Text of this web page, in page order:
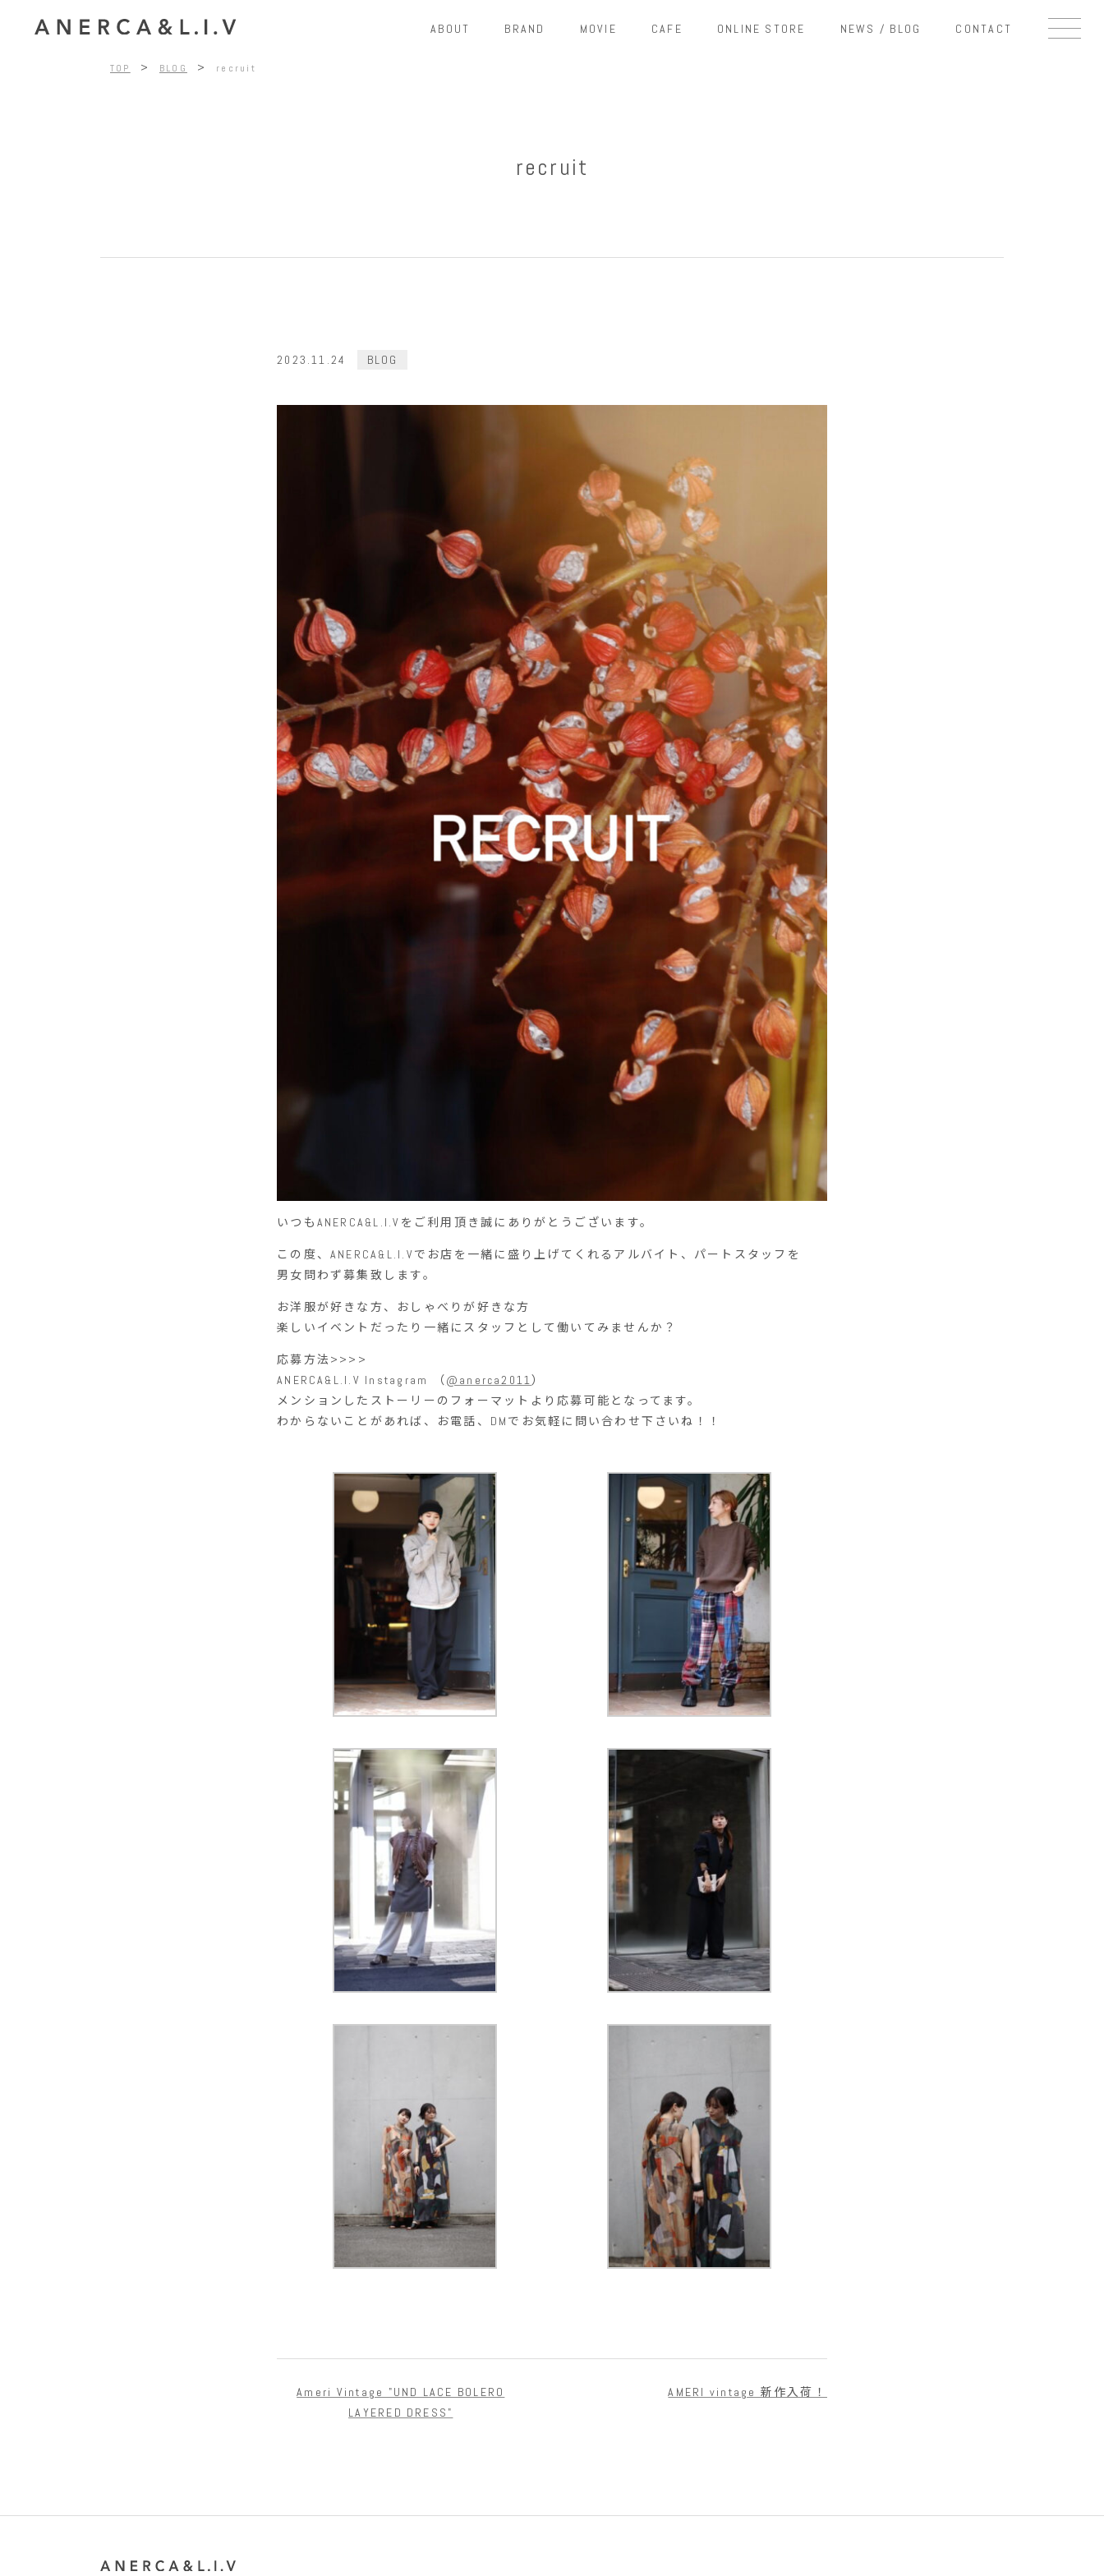
ABOUT BRAND MOVIE CAFE ONLINE STORE NEWS / BLOG CONTACT
TOP > BLOG > recruit
recruit
2023.11.24 BLOG
いつもANERCA&L.I.Vをご利用頂き誠にありがとうございます。
この度、ANERCA&L.I.Vでお店を一緒に盛り上げてくれるアルバイト、パートスタッフを
男女問わず募集致します。
お洋服が好きな方、おしゃべりが好きな方
楽しいイベントだったり一緒にスタッフとして働いてみませんか？
応募方法>>>>
ANERCA&L.I.V Instagram （@anerca2011）
メンションしたストーリーのフォーマットより応募可能となってます。
わからないことがあれば、お電話、DMでお気軽に問い合わせ下さいね！！
Ameri Vintage "UND LACE BOLERO
LAYERED DRESS"
AMERI vintage 新作入荷！